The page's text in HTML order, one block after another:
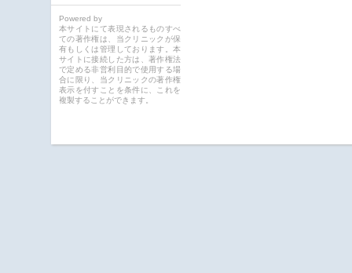
Powered by
本サイトにて表現されるものすべ
ての著作権は、当クリニックが保
有もしくは管理しております。本
サイトに接続した方は、著作権法
で定める非営利目的で使用する場
合に限り、当クリニックの著作権
表示を付すことを条件に、これを
複製することができます。